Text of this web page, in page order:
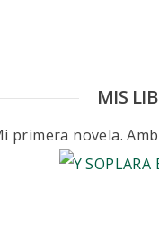
MIS
primera novela.